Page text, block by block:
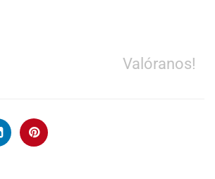
Valóranos!